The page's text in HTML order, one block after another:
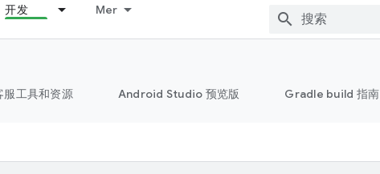
开发 Mer
服工具和资源 Android Studio 预览版 Gradle build 指南